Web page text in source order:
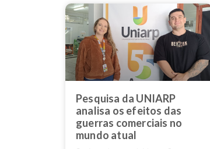
Pesquisa da UNIARP
analisa os efeitos das
guerras comerciais no
mundo atual